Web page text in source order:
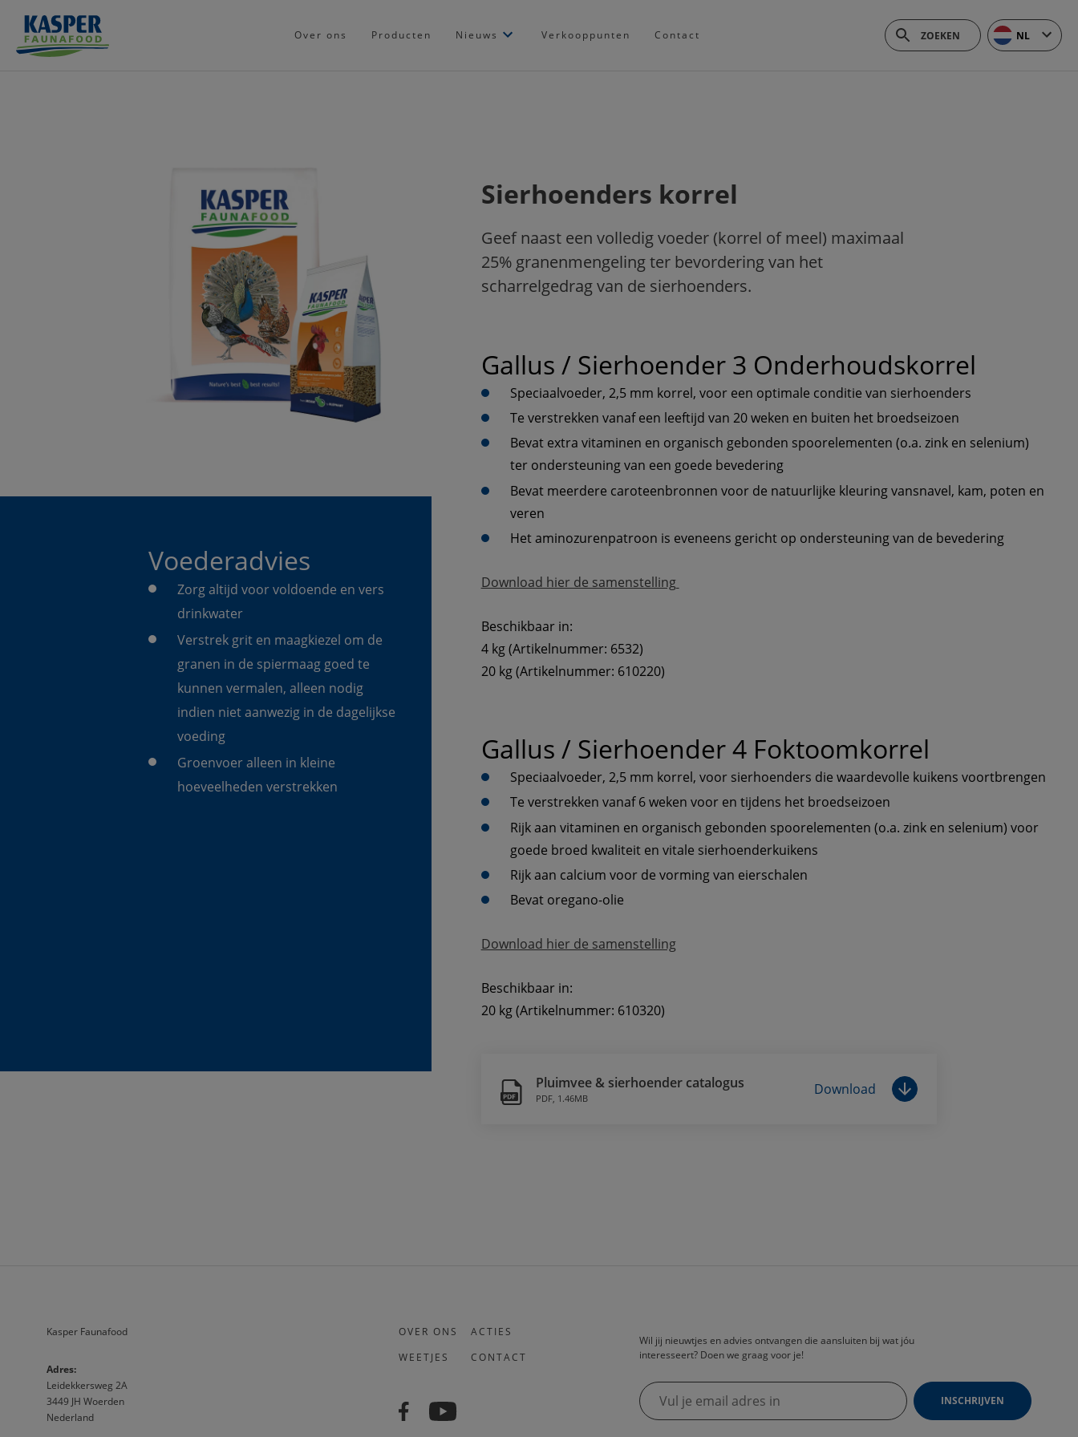
Over ons Producten Nieuws Verkooppunten Contact NL
Voederadvies
Zorg altijd voor voldoende en vers
drinkwater
Verstrek grit en maagkiezel om de
granen in de spiermaag goed te
kunnen vermalen, alleen nodig
indien niet aanwezig in de dagelijkse
voeding
Groenvoer alleen in kleine
hoeveelheden verstrekken
Sierhoenders korrel
Geef naast een volledig voeder (korrel of meel) maximaal
25% granenmengeling ter bevordering van het
scharrelgedrag van de sierhoenders.
Gallus / Sierhoender 3 Onderhoudskorrel
Speciaalvoeder, 2,5 mm korrel, voor een optimale conditie van sierhoenders
Te verstrekken vanaf een leeftijd van 20 weken en buiten het broedseizoen
Bevat extra vitaminen en organisch gebonden spoorelementen (o.a. zink en selenium)
ter ondersteuning van een goede bevedering
Bevat meerdere caroteenbronnen voor de natuurlijke kleuring vansnavel, kam, poten en
veren
Het aminozurenpatroon is eveneens gericht op ondersteuning van de bevedering
Download hier de samenstelling
Beschikbaar in:
4 kg (Artikelnummer: 6532)
20 kg (Artikelnummer: 610220)
Gallus / Sierhoender 4 Foktoomkorrel
Speciaalvoeder, 2,5 mm korrel, voor sierhoenders die waardevolle kuikens voortbrengen
Te verstrekken vanaf 6 weken voor en tijdens het broedseizoen
Rijk aan vitaminen en organisch gebonden spoorelementen (o.a. zink en selenium) voor
goede broed kwaliteit en vitale sierhoenderkuikens
Rijk aan calcium voor de vorming van eierschalen
Bevat oregano-olie
Download hier de samenstelling
Beschikbaar in:
20 kg (Artikelnummer: 610320)
Pluimvee & sierhoender catalogus
PDF, 1.46MB
Download
Kasper Faunafood
Adres:
Leidekkersweg 2A
3449 JH Woerden
Nederland
OVER ONS
WEETJES
ACTIES
CONTACT
Wil jij nieuwtjes en advies ontvangen die aansluiten bij wat jóu
interesseert? Doen we graag voor je!
INSCHRIJVEN